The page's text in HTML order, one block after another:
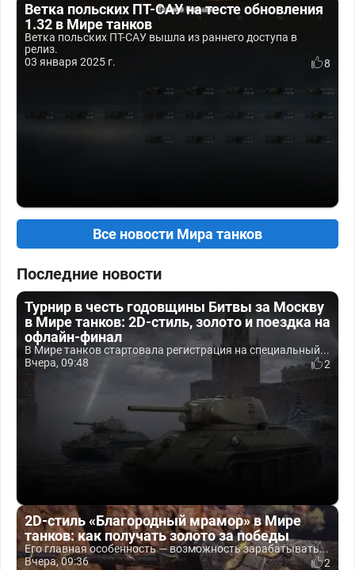
Ветка польских ПТ-САУ на тесте обновления
1.32 в Мире танков
Ветка польских ПТ-САУ вышла из раннего доступа в
релиз.
03 января 2025 г.
8
Все новости Мира танков
Последние новости
Турнир в честь годовщины Битвы за Москву
в Мире танков: 2D-стиль, золото и поездка на
офлайн-финал
В Мире танков стартовала регистрация на специальный...
Вчера, 09:48
2
2D-стиль «Благородный мрамор» в Мире
танков: как получать золото за победы
Его главная особенность — возможность зарабатывать...
Вчера, 09:36
2